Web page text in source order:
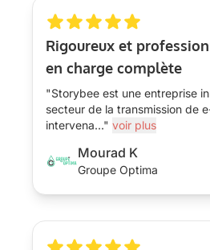
Rigoureux et
en charge complète
"Storybee est une entreprise
secteur de la transmission de
intervena..." voir plus
Mourad K
Groupe Optima